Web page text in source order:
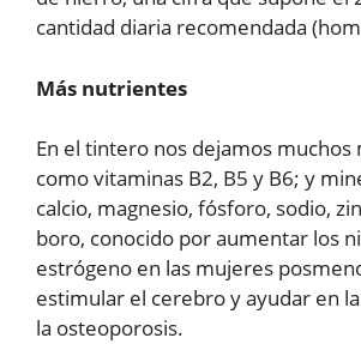
cantidad diaria recomendada
Más nutrientes
En el tintero nos dejamos
como vitaminas B2, B5 y B6; y
calcio, magnesio, fósforo, sodio,
boro, conocido por aumentar los
estrógeno en las mujeres
estimular el cerebro y ayudar en
la osteoporosis.